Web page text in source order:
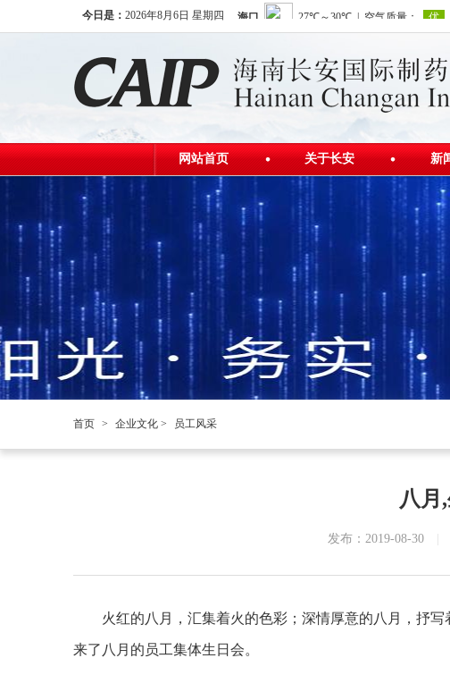
今日是： 2026年8月6日 星期四
网站首页 关于长安
公司简介
发展历程
公司荣誉
新
公
行
首页 > 企业文化 > 员工风采
八月
发布：2019-08-30
火红的八月，汇集着火的色彩；深情厚意的八月，抒
来了八月的员工集体生日会。